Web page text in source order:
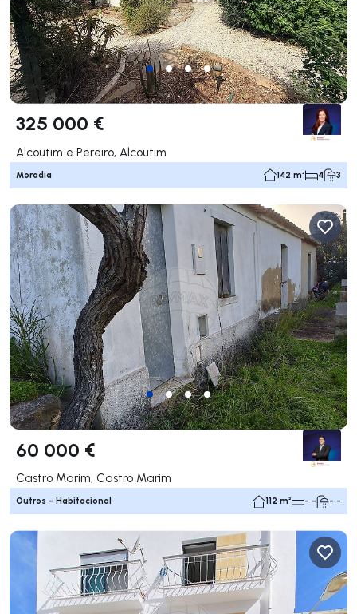
325 000 €
Alcoutim e Pereiro, Alcoutim
Moradia 142 m² 4 3
60 000 €
Castro Marim, Castro Marim
Outros - Habitacional 112 m² - - - -